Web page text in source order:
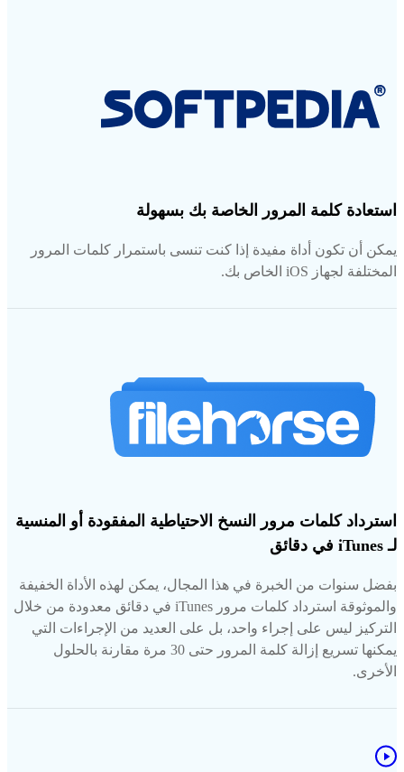
استعادة كلمة المرور الخاصة بك بسهولة
يمكن أن تكون أداة مفيدة إذا كنت تنسى باستمرار كلمات المرور
المختلفة لجهاز iOS الخاص بك.
استرداد كلمات مرور النسخ الاحتياطية المفقودة أو المنسية
لـ iTunes في دقائق
بفضل سنوات من الخبرة في هذا المجال، يمكن لهذه الأداة الخفيفة
والموثوقة استرداد كلمات مرور iTunes في دقائق معدودة من خلال
التركيز ليس على إجراء واحد، بل على العديد من الإجراءات التي
يمكنها تسريع إزالة كلمة المرور حتى 30 مرة مقارنة بالحلول
الأخرى.